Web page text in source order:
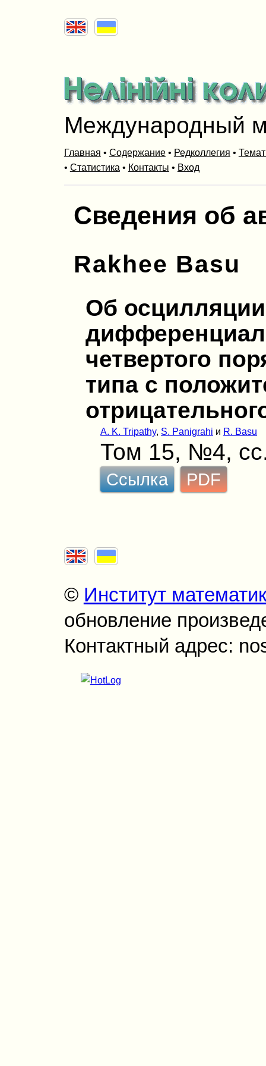
Международный
Главная • Содержание• Редколлегия •
• Статистика • Контакты • Вход
Сведения об
Rakhee Basu
Об
четвертого
типа с
A. K. Tripathy, S. Panigrahi и R. Basu
Том 15, №4,
Ссылка PDF
© Институт
обновление
Контактный адрес: